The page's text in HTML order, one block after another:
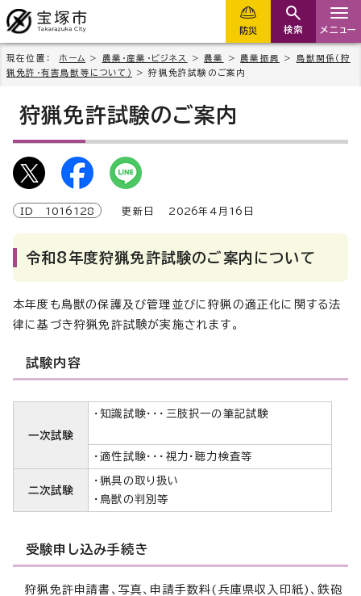
防災 検索 メニュー
現在位置： ホーム > 農業・産業・ビジネス > 農業 > 農業振興 > 鳥獣関係（狩
猟免許・有害鳥獣等について）
> 狩猟免許試験のご案内
狩猟免許試験のご案内
ID 1016128 更新日 2026年4月 16 日
令和8年度狩猟免許試験のご案内について
本年度も鳥獣の保護及び管理並びに狩猟の適正化に関する法
律に基づき狩猟免許試験が実施されます。
試験内容
一次試験
・知識試験・・・三肢択一の筆記試験
・適性試験・・・視力・聴力検査等
二次試験
・猟具の取り扱い
・鳥獣の判別等
受験申し込み手続き
狩猟免許申請書、写真、申請手数料(兵庫県収入印紙)、鉄砲